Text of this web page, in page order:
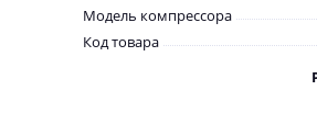
Модель компрессора
Код товара